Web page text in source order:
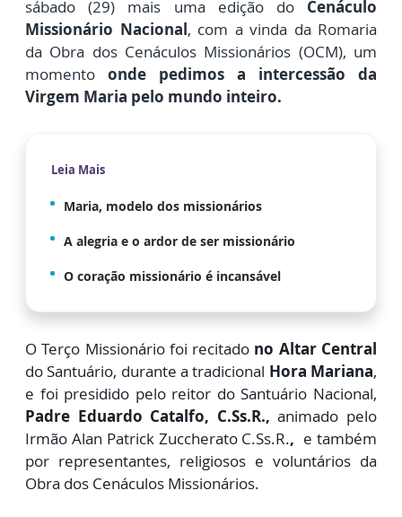
sábado (29) mais uma edição do Cenáculo
Missionário Nacional, com a vinda da Romaria
da Obra dos Cenáculos Missionários (OCM), um
momento onde pedimos a intercessão da
Virgem Maria pelo mundo inteiro.
Leia Mais
Maria, modelo dos missionários
A alegria e o ardor de ser missionário
O coração missionário é incansável
O Terço Missionário foi recitado no Altar Central
do Santuário, durante a tradicional Hora Mariana,
e foi presidido pelo reitor do Santuário Nacional,
Padre Eduardo Catalfo, C.Ss.R.,animado pelo
Irmão Alan Patrick Zuccherato C.Ss.R., e também
por representantes, religiosos e voluntários da
Obra dos Cenáculos Missionários.